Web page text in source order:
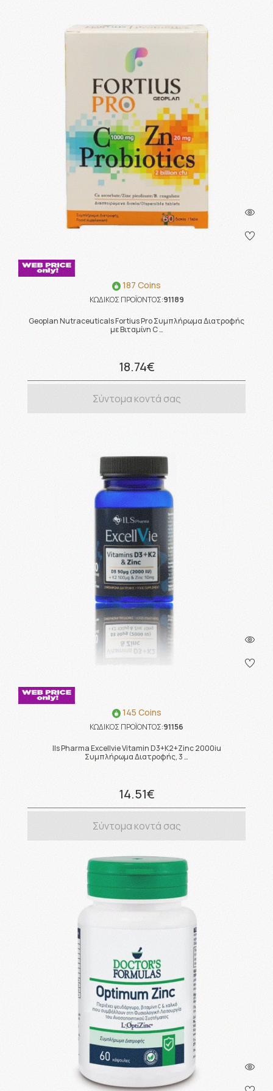
187 Coins
ΚΩΔΙΚΟΣ ΠΡΟΪΟΝΤΟΣ:91189
Geoplan Nutraceuticals Fortius Pro Συμπλήρωμα Διατροφής
με Βιταμίνη C …
18.74€
Σύντομα κοντά σας
145 Coins
ΚΩΔΙΚΟΣ ΠΡΟΪΟΝΤΟΣ:91156
Ils Pharma Excellvie Vitamin D3+Κ2+Zinc 2000iu
Συμπλήρωμα Διατροφής, 3 …
14.51€
Σύντομα κοντά σας